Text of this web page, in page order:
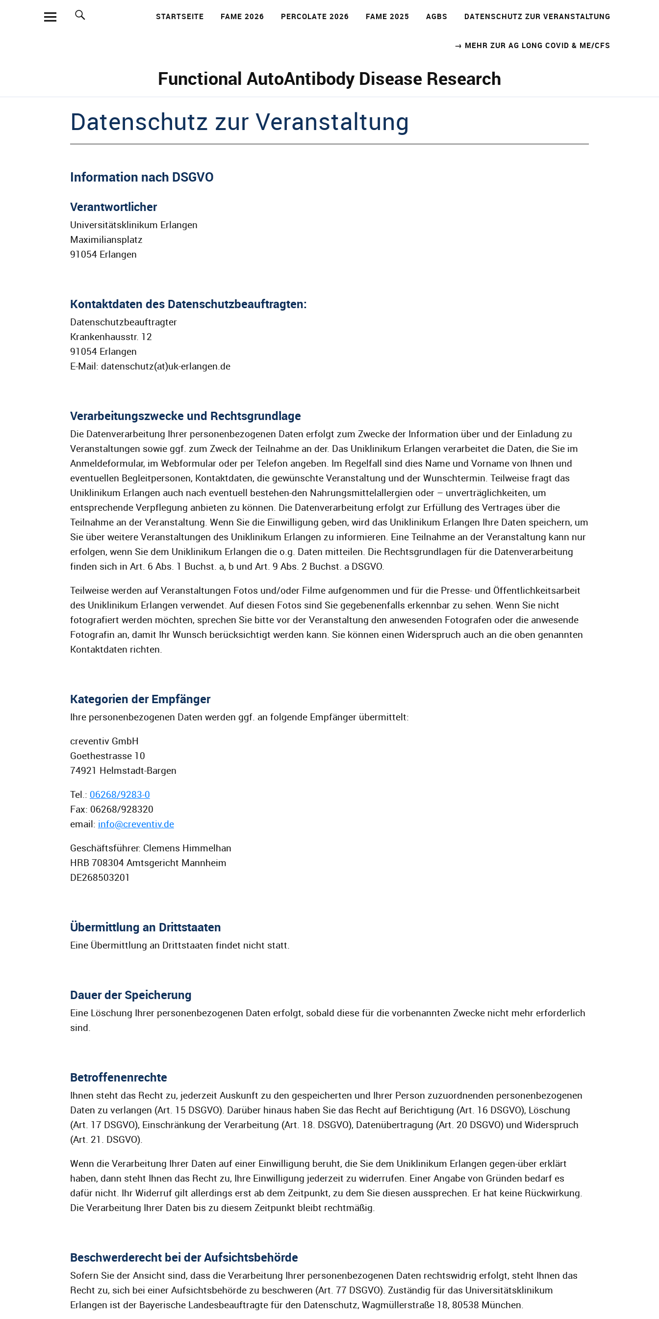
STARTSEITE FAME 2026 PERCOLATE 2026 FAME 2025 AGBS DATENSCHUTZ ZUR VERANSTALTUNG
→ MEHR ZUR AG LONG COVID & ME/CFS
Functional AutoAntibody Disease Research
Datenschutz zur Veranstaltung
Information nach DSGVO
Verantwortlicher
Universitätsklinikum Erlangen
Maximiliansplatz
91054 Erlangen
Kontaktdaten des Datenschutzbeauftragten:
Datenschutzbeauftragter
Krankenhausstr. 12
91054 Erlangen
E-Mail: datenschutz(at)uk-erlangen.de
Verarbeitungszwecke und Rechtsgrundlage
Die Datenverarbeitung Ihrer personenbezogenen Daten erfolgt zum Zwecke der Information über und der Einladung zu
Veranstaltungen sowie ggf. zum Zweck der Teilnahme an der. Das Uniklinikum Erlangen verarbeitet die Daten, die Sie im
Anmeldeformular, im Webformular oder per Telefon angeben. Im Regelfall sind dies Name und Vorname von Ihnen und
eventuellen Begleitpersonen, Kontaktdaten, die gewünschte Veranstaltung und der Wunschtermin. Teilweise fragt das
Uniklinikum Erlangen auch nach eventuell bestehen-den Nahrungsmittelallergien oder – unverträglichkeiten, um
entsprechende Verpflegung anbieten zu können. Die Datenverarbeitung erfolgt zur Erfüllung des Vertrages über die
Teilnahme an der Veranstaltung. Wenn Sie die Einwilligung geben, wird das Uniklinikum Erlangen Ihre Daten speichern, um
Sie über weitere Veranstaltungen des Uniklinikum Erlangen zu informieren. Eine Teilnahme an der Veranstaltung kann nur
erfolgen, wenn Sie dem Uniklinikum Erlangen die o.g. Daten mitteilen. Die Rechtsgrundlagen für die Datenverarbeitung
finden sich in Art. 6 Abs. 1 Buchst. a, b und Art. 9 Abs. 2 Buchst. a DSGVO.
Teilweise werden auf Veranstaltungen Fotos und/oder Filme aufgenommen und für die Presse- und Öffentlichkeitsarbeit
des Uniklinikum Erlangen verwendet. Auf diesen Fotos sind Sie gegebenenfalls erkennbar zu sehen. Wenn Sie nicht
fotografiert werden möchten, sprechen Sie bitte vor der Veranstaltung den anwesenden Fotografen oder die anwesende
Fotografin an, damit Ihr Wunsch berücksichtigt werden kann. Sie können einen Widerspruch auch an die oben genannten
Kontaktdaten richten.
Kategorien der Empfänger
Ihre personenbezogenen Daten werden ggf. an folgende Empfänger übermittelt:
creventiv GmbH
Goethestrasse 10
74921 Helmstadt-Bargen
Tel.: 06268/9283-0
Fax: 06268/928320
email: info@creventiv.de
Geschäftsführer: Clemens Himmelhan
HRB 708304 Amtsgericht Mannheim
DE268503201
Übermittlung an Drittstaaten
Eine Übermittlung an Drittstaaten findet nicht statt.
Dauer der Speicherung
Eine Löschung Ihrer personenbezogenen Daten erfolgt, sobald diese für die vorbenannten Zwecke nicht mehr erforderlich
sind.
Betroffenenrechte
Ihnen steht das Recht zu, jederzeit Auskunft zu den gespeicherten und Ihrer Person zuzuordnenden personenbezogenen
Daten zu verlangen (Art. 15 DSGVO). Darüber hinaus haben Sie das Recht auf Berichtigung (Art. 16 DSGVO), Löschung
(Art. 17 DSGVO), Einschränkung der Verarbeitung (Art. 18. DSGVO), Datenübertragung (Art. 20 DSGVO) und Widerspruch
(Art. 21. DSGVO).
Wenn die Verarbeitung Ihrer Daten auf einer Einwilligung beruht, die Sie dem Uniklinikum Erlangen gegen-über erklärt
haben, dann steht Ihnen das Recht zu, Ihre Einwilligung jederzeit zu widerrufen. Einer Angabe von Gründen bedarf es
dafür nicht. Ihr Widerruf gilt allerdings erst ab dem Zeitpunkt, zu dem Sie diesen aussprechen. Er hat keine Rückwirkung.
Die Verarbeitung Ihrer Daten bis zu diesem Zeitpunkt bleibt rechtmäßig.
Beschwerderecht bei der Aufsichtsbehörde
Sofern Sie der Ansicht sind, dass die Verarbeitung Ihrer personenbezogenen Daten rechtswidrig erfolgt, steht Ihnen das
Recht zu, sich bei einer Aufsichtsbehörde zu beschweren (Art. 77 DSGVO). Zuständig für das Universitätsklinikum
Erlangen ist der Bayerische Landesbeauftragte für den Datenschutz, Wagmüllerstraße 18, 80538 München.